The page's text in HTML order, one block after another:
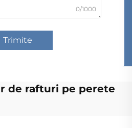
0/1000
Trimite
de rafturi pe perete